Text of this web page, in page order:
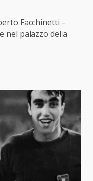
Facchinetti –
nel palazzo della